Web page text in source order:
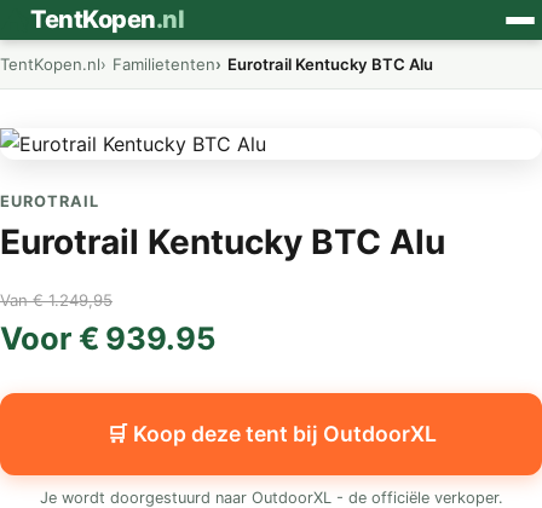
TentKopen.nl
TentKopen.nl Familietenten Eurotrail Kentucky BTC Alu
EUROTRAIL
Eurotrail Kentucky BTC Alu
Van € 1.249,95
Voor € 939.95
🛒 Koop deze tent bij OutdoorXL
Je wordt doorgestuurd naar OutdoorXL - de officiële verkoper.